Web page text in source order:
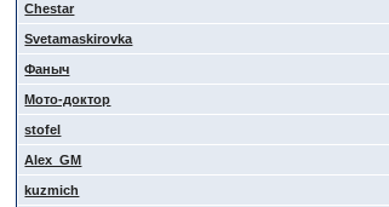
Сhestar
Svetamaskirovka
Фаныч
Мото-доктор
stofel
Alex_GM
kuzmich